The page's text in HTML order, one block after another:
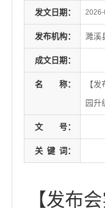
发文日期：
发布机构： 濉溪
成文日期：
名 称：
【
园升
文 号：
关 键 词：
【发布